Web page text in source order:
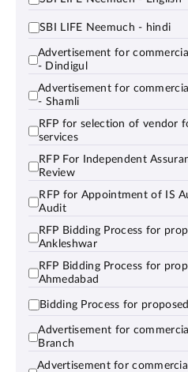
SBI LIFE Neemuch - hindi
Advertisement for
- Dindigul
Advertisement for
- Shamli
RFP for selection of vendor
services
RFP For Independent
Review
RFP for Appointment of IS
Audit
RFP Bidding Process for
Ankleshwar
RFP Bidding Process for
Ahmedabad
Bidding Process for
Advertisement for
Branch
Advertisement for